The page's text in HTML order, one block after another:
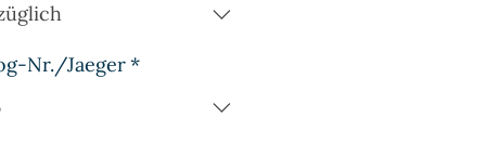
Nr./Jaeger*